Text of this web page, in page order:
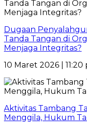
Dugaan
Tanda Tangan di
Menjaga Integritas?
10 Maret 2026 |
Aktivitas Tambang
Menggila, Hukum